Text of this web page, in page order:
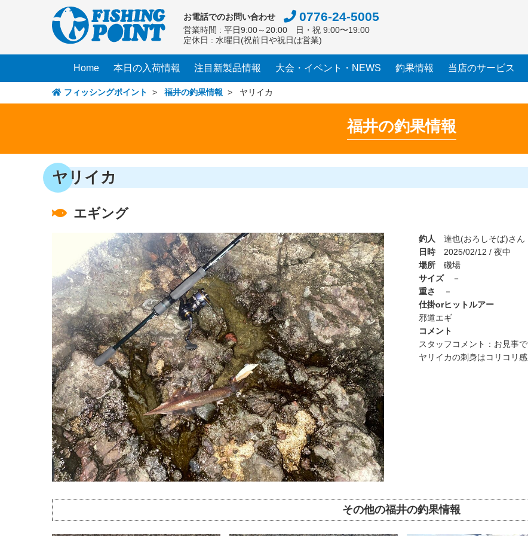
キ
お電話でのお問い合わせ 0776-24-5005
営業時間 : 平日9:00～20:00 日・祝 9:00〜19:00
定休日 : 水曜日(祝前日や祝日は営業)
Home 本日の入荷情報 注目新製品情報 大会・イベント・NEWS 釣果情報 当店のサービス
フィッシングポイント >福井の釣果情報 > ヤリイカ
福井の釣果情報
ヤリイカ
エギング
釣人
達也(おろしそば)さん
日時
2025/02/12 / 夜中
場所
磯場
サイズ
－
重さ
－
仕掛orヒットルアー
邪道エギ
コメント
スタッフコメント：お見事
ヤリイカの刺身はコリコリ感
その他の福井の釣果情報